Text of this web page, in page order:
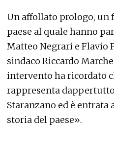
Un affollato prologo, un
paese al quale hanno
Matteo Negrari e Flavio
sindaco Riccardo
intervento ha ricordato
rappresenta
Staranzano ed è
storia del paese».